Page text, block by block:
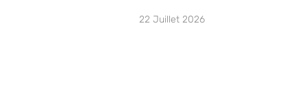
22 Juillet 2026